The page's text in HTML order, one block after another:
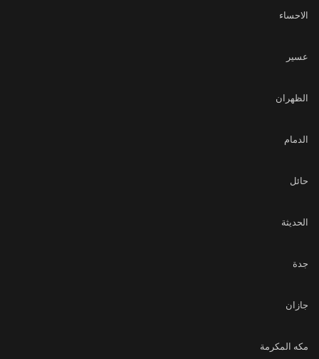
الاحساء
عسير
الظهران
الدمام
حائل
الحديثة
جدة
جازان
مكه المكرمة